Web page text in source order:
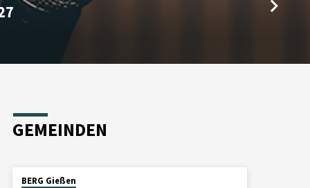
GEMEINDEN
BERG Gießen